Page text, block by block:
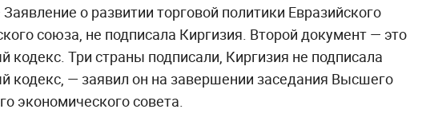
о развитии торговой политики Евразийского
союза, не подписала Киргизия. Второй документ — это
кодекс. Три страны подписали, Киргизия не подписала
кодекс, — заявил он на завершении заседания Высшего
экономического совета.